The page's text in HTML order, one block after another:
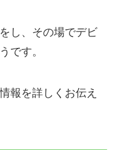
し、その場でデビ
です。
報を詳しくお伝え